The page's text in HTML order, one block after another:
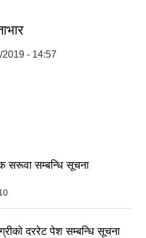
- 14:57
सरूवा सम्बन्धि सूचना
दररेट पेश सम्बन्धि सूचना